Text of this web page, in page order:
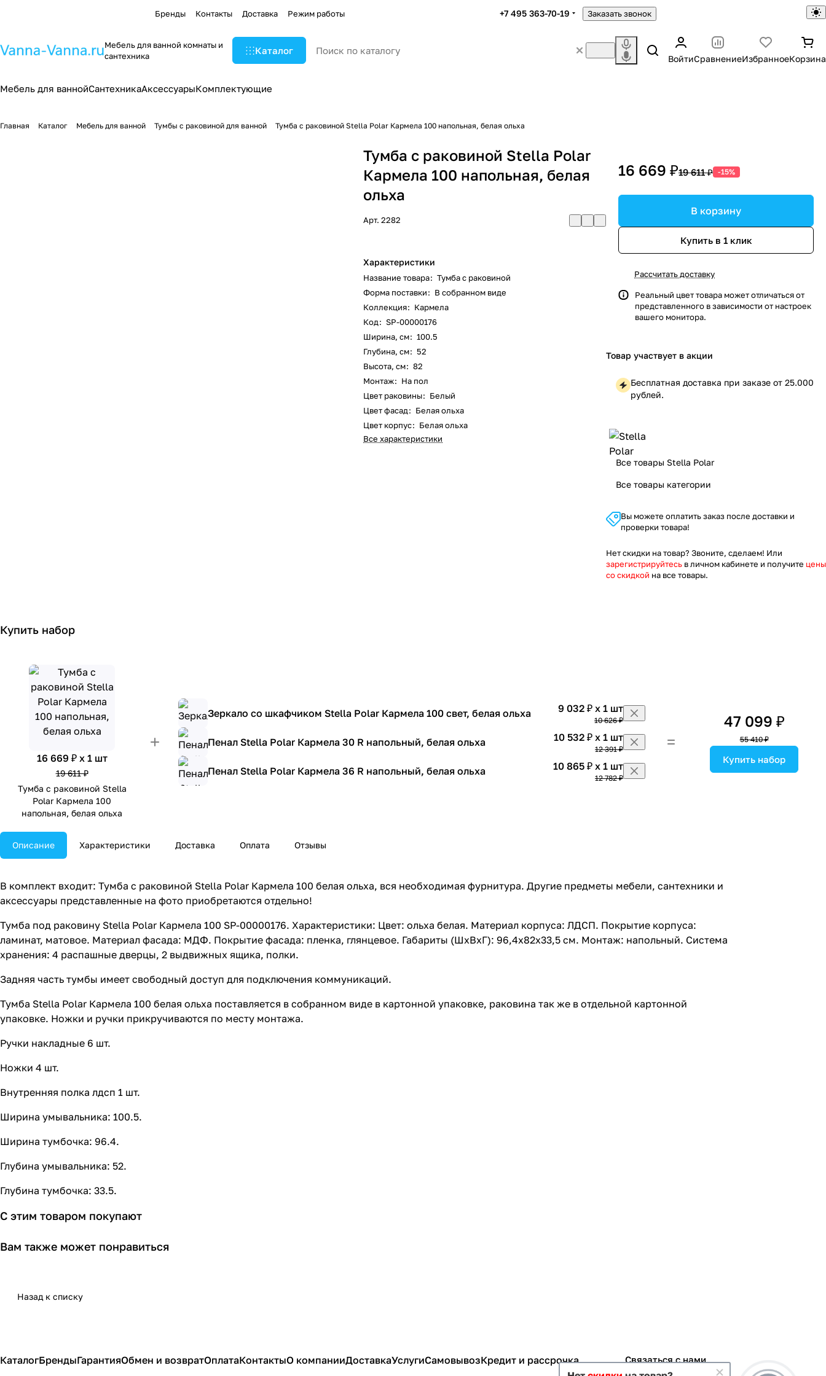
Бренды Контакты Доставка Режим работы +7 495 363-70-19 Заказать звонок
Мебель для ванной комнаты и
сантехника
Каталог
ВойтиСравнениеИзбранноеКорзина
Мебель для ваннойСантехникаАксессуарыКомплектующие
Главная Каталог Мебель для ванной Тумбы с раковиной для ванной Тумба с раковиной Stella Polar Кармела 100 напольная, белая ольха
Тумба с раковиной Stella Polar
Кармела 100 напольная, белая
ольха
Арт.2282
Характеристики
Название товара: Тумба с раковиной
Форма поставки: В собранном виде
Коллекция: Кармела
Код: SP-00000176
Ширина, см: 100.5
Глубина, см: 52
Высота, см: 82
Монтаж: На пол
Цвет раковины: Белый
Цвет фасад: Белая ольха
Цвет корпус: Белая ольха
Все характеристики
16 669 ₽19 611 ₽ -15%
В корзину
Купить в 1 клик
Рассчитать доставку
Реальный цвет товара может отличаться от
представленного в зависимости от настроек
вашего монитора.
Товар участвует в акции
Бесплатная доставка при заказе от 25.000
рублей.
Все товары Stella Polar
Все товары категории
Вы можете оплатить заказ после доставки и
проверки товара!
Нет скидки на товар? Звоните, сделаем! Или
зарегистрируйтесь в личном кабинете и получите цены
со скидкой на все товары.
Купить набор
16 669 ₽ x 1 шт
19 611 ₽
Тумба с раковиной Stella
Polar Кармела 100
напольная, белая ольха
Зеркало со шкафчиком Stella Polar Кармела 100 свет, белая ольха 9 032 ₽ x 1 шт
10 626 ₽
Пенал Stella Polar Кармела 30 R напольный, белая ольха 10 532 ₽ x 1 шт
12 391 ₽
Пенал Stella Polar Кармела 36 R напольный, белая ольха 10 865 ₽ x 1 шт
12 782 ₽
47 099 ₽
55 410 ₽
Купить набор
Описание Характеристики Доставка Оплата Отзывы
В комплект входит: Тумба с раковиной Stella Polar Кармела 100 белая ольха, вся необходимая фурнитура. Другие предметы мебели, сантехники и
аксессуары представленные на фото приобретаются отдельно!
Тумба под раковину Stella Polar Кармела 100 SP-00000176. Характеристики: Цвет: ольха белая. Материал корпуса: ЛДСП. Покрытие корпуса:
ламинат, матовое. Материал фасада: МДФ. Покрытие фасада: пленка, глянцевое. Габариты (ШхВхГ): 96,4х82х33,5 см. Монтаж: напольный. Система
хранения: 4 распашные дверцы, 2 выдвижных ящика, полки.
Задняя часть тумбы имеет свободный доступ для подключения коммуникаций.
Тумба Stella Polar Кармела 100 белая ольха поставляется в собранном виде в картонной упаковке, раковина так же в отдельной картонной
упаковке. Ножки и ручки прикручиваются по месту монтажа.
Ручки накладные 6 шт.
Ножки 4 шт.
Внутренняя полка лдсп 1 шт.
Ширина умывальника: 100.5.
Ширина тумбочка: 96.4.
Глубина умывальника: 52.
Глубина тумбочка: 33.5.
С этим товаром покупают
Вам также может понравиться
Назад к списку
КаталогБрендыГарантияОбмен и возвратОплатаКонтактыО компанииДоставкаУслугиСамовывозКредит и рассрочка Связаться с нами